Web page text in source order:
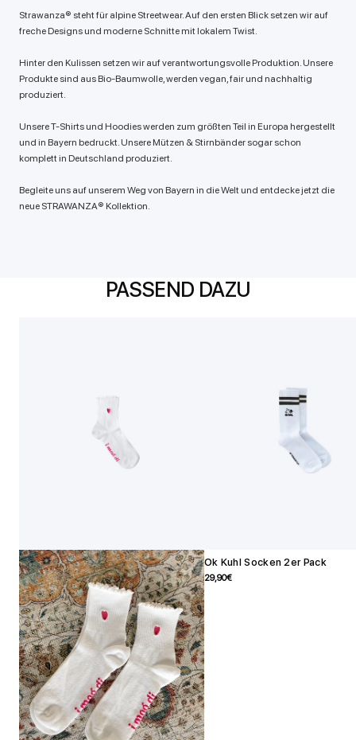
Strawanza® steht für alpine Streetwear. Auf den ersten Blick setzen wir auf
freche Designs und moderne Schnitte mit lokalem Twist.
Hinter den Kulissen setzen wir auf verantwortungsvolle Produktion. Unsere
Produkte sind aus Bio-Baumwolle, werden vegan, fair und nachhaltig
produziert.
Unsere T-Shirts und Hoodies werden zum größten Teil in Europa hergestellt
und in Bayern bedruckt. Unsere Mützen & Stirnbänder sogar schon
komplett in Deutschland produziert.
Begleite uns auf unserem Weg von Bayern in die Welt und entdecke jetzt die
neue STRAWANZA® Kollektion.
PASSEND DAZU
Ok Kuhl Socken 2er Pack
Angebotspreis
29,90€